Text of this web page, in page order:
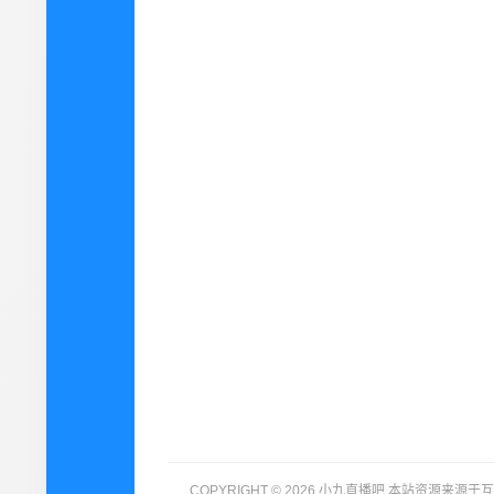
COPYRIGHT © 2026 小九直播吧 本站资源来源于